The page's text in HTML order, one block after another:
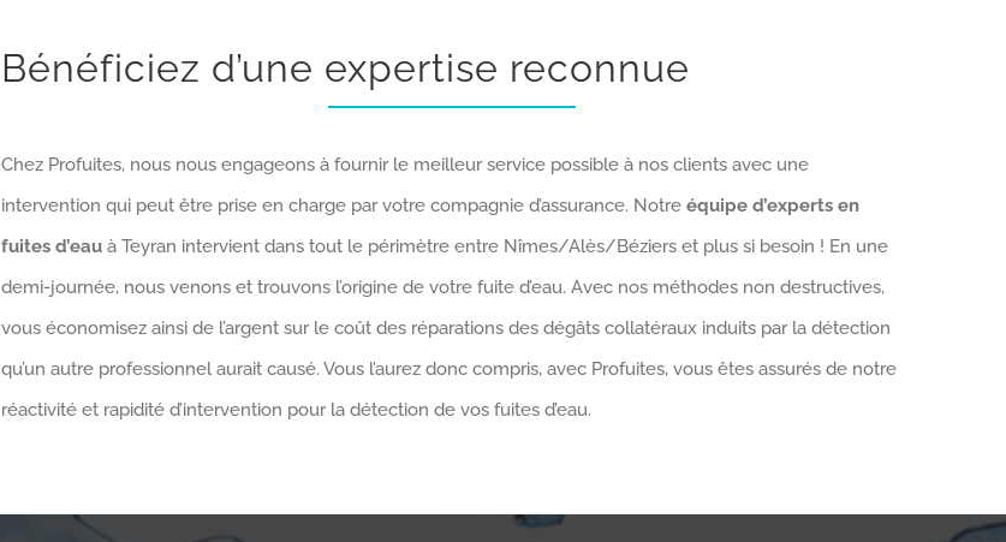
Bénéficiez d’une expertise reconnue
Chez Profuites, nous nous engageons à fournir le meilleur service possible à nos clients avec une
intervention qui peut être prise en charge par votre compagnie d’assurance. Notreéquipe d’experts en
fuites d’eau à Teyran intervient dans tout le périmètre entre Nîmes/Alès/Béziers et plus si besoin ! En une
demi-journée, nous venons et trouvons l’origine de votre fuite d’eau. Avec nos méthodes non destructives,
vous économisez ainsi de l’argent sur le coût des réparations des dégâts collatéraux induits par la détection
qu’un autre professionnel aurait causé. Vous l’aurez donc compris, avec Profuites, vous êtes assurés de notre
réactivité et rapidité d’intervention pour la détection de vos fuites d’eau.